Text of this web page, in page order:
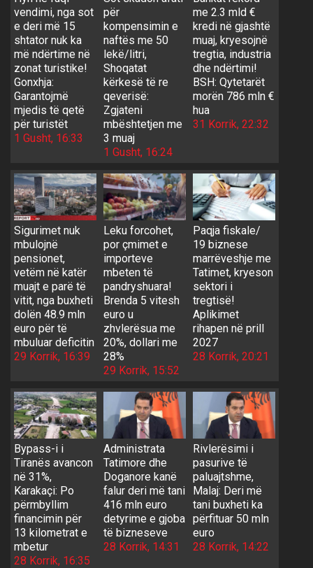
vendimi, nga sot
e deri më 15
shtator nuk ka
më ndërtime në
zonat turistike!
Gonxhja:
Garantojmë
mjedis të qetë
për turistët
1 Gusht, 16:33
për
kompensimin e
naftës me 50
lekë/litri,
Shoqatat
kërkesë të re
qeverisë:
Zgjateni
mbështetjen me
3 muaj
1 Gusht, 16:24
me 2.3 mld €
kredi në gjashtë
muaj, kryesojnë
tregtia, industria
dhe ndërtimi!
BSH: Qytetarët
morën 786 mln €
hua
31 Korrik, 22:32
Sigurimet nuk
mbulojnë
pensionet,
vetëm në katër
muajt e parë të
vitit, nga buxheti
dolën 48.9 mln
euro për të
mbuluar deficitin
29 Korrik, 16:39
Leku forcohet,
por çmimet e
importeve
mbeten të
pandryshuara!
Brenda 5 vitesh
euro u
zhvlerësua me
20%, dollari me
28%
29 Korrik, 15:52
Paqja fiskale/
19 biznese
marrëveshje me
Tatimet, kryeson
sektori i
tregtisë!
Aplikimet
rihapen në prill
2027
28 Korrik, 20:21
Bypass-i i
Tiranës avancon
në 31%,
Karakaçi: Po
përmbyllim
financimin për
13 kilometrat e
mbetur
28 Korrik, 16:35
Administrata
Tatimore dhe
Doganore kanë
falur deri më tani
416 mln euro
detyrime e gjoba
të bizneseve
28 Korrik, 14:31
Rivlerësimi i
pasurive të
paluajtshme,
Malaj: Deri më
tani buxheti ka
përfituar 50 mln
euro
28 Korrik, 14:22